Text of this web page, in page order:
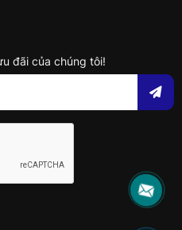
đãi của chúng tôi!